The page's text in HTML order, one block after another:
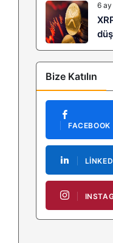
6
Bize Katılın
FACEBOOK